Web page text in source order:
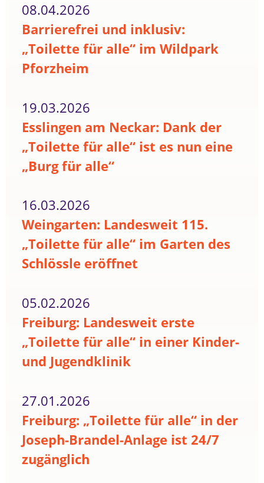
08.04.2026
Barrierefrei und inklusiv:
„Toilette für alle“ im Wildpark
Pforzheim
19.03.2026
Esslingen am Neckar: Dank der
„Toilette für alle“ ist es nun eine
„Burg für alle“
16.03.2026
Weingarten: Landesweit 115.
„Toilette für alle“ im Garten des
Schlössle eröffnet
05.02.2026
Freiburg: Landesweit erste
„Toilette für alle“ in einer Kinder-
und Jugendklinik
27.01.2026
Freiburg: „Toilette für alle“ in der
Joseph-Brandel-Anlage ist 24/7
zugänglich